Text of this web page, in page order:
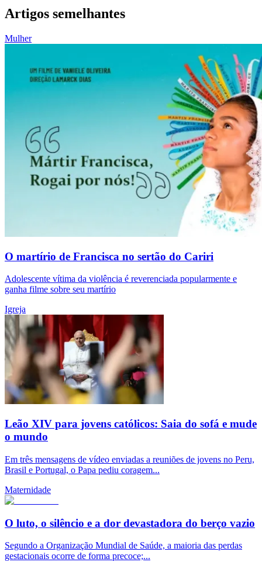
Artigos semelhantes
Mulher
O martírio de Francisca no sertão do Cariri
Adolescente vítima da violência é reverenciada popularmente e
ganha filme sobre seu martírio
Igreja
Leão XIV para jovens católicos: Saia do sofá e mude
o mundo
Em três mensagens de vídeo enviadas a reuniões de jovens no Peru,
Brasil e Portugal, o Papa pediu coragem...
Maternidade
O luto, o silêncio e a dor devastadora do berço vazio
Segundo a Organização Mundial de Saúde, a maioria das perdas
gestacionais ocorre de forma precoce;...